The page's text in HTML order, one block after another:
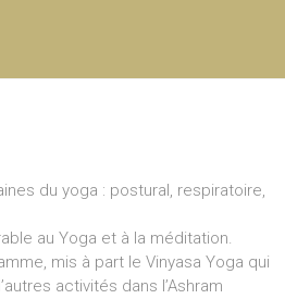
du yoga : postural, respiratoire,
au Yoga et à la méditation.
mis à part le Vinyasa Yoga qui
activités dans l’Ashram